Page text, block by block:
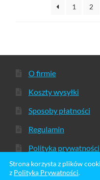
1 2
O firmie
Koszty wysyłki
Sposoby płatności
Regulamin
Polityka prywatności
Strona korzysta z plików
z Polityką Prywatności.